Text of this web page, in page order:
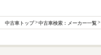
中古車トップ 中古車検索：メーカー一覧